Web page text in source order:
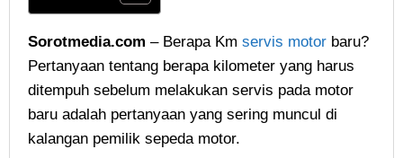
Sorotmedia.com – Berapa Km servis motor baru?
Pertanyaan tentang berapa kilometer yang harus
ditempuh sebelum melakukan servis pada motor
baru adalah pertanyaan yang sering muncul di
kalangan pemilik sepeda motor.